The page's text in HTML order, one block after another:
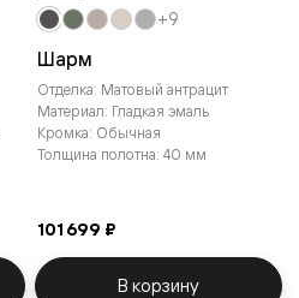
Шарм
Отделка: Матовый антрацит
Материал: Гладкая эмаль
Кромка: Обычная
Толщина полотна: 40 мм
101 699 ₽
+9
В корзину